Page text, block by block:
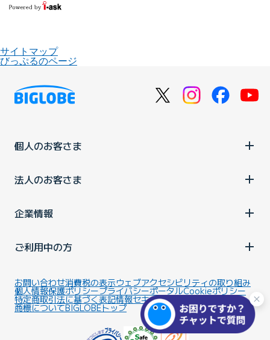
サイトマップ
びっぷるのページ
個人のお客さま
法人のお客さま
企業情報
ご利用中の方
お問い合わせ消費税の表示ウェブアクセシビリティの取り組み
個人情報保護ポリシープライバシーポータルCookieポリシー
特定商取引法に基づく表記情報セキュリティ基本方針
商標についてBIGLOBEトップ